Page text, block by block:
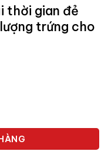
thời gian đẻ
trứng cho
₫.